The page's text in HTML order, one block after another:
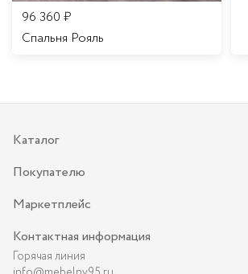
96 360 ₽
Спальня Рояль
Каталог
Покупателю
Маркетплейс
Контактная информация
Горячая линия